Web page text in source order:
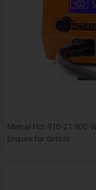
Metcal Hct-910-21 900-
Enquire for details